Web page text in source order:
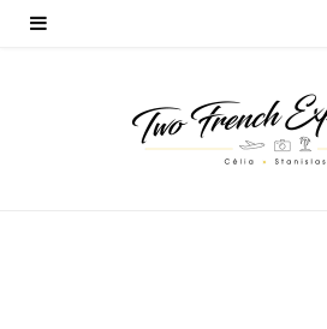
quefaireaumaroc